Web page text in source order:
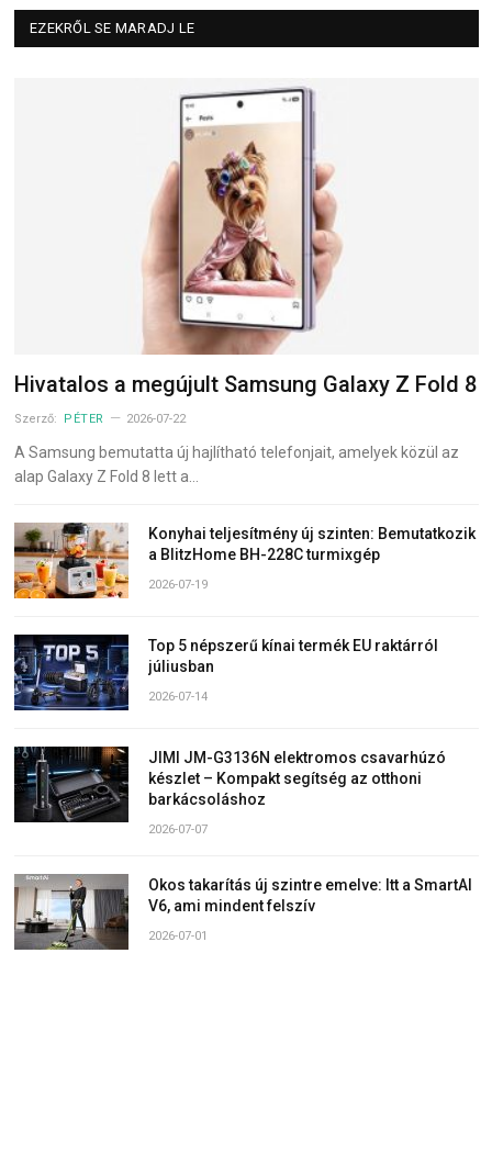
EZEKRŐL SE MARADJ LE
Hivatalos a megújult Samsung Galaxy Z Fold 8
Szerző: PÉTER 2026-07-22
A Samsung bemutatta új hajlítható telefonjait, amelyek közül az
alap Galaxy Z Fold 8 lett a…
Konyhai teljesítmény új szinten: Bemutatkozik
a BlitzHome BH-228C turmixgép
2026-07-19
Top 5 népszerű kínai termék EU raktárról
júliusban
2026-07-14
JIMI JM-G3136N elektromos csavarhúzó
készlet – Kompakt segítség az otthoni
barkácsoláshoz
2026-07-07
Okos takarítás új szintre emelve: Itt a SmartAI
V6, ami mindent felszív
2026-07-01